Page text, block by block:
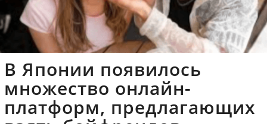
В Японии появилось
множество онлайн-
платформ, предлагающих